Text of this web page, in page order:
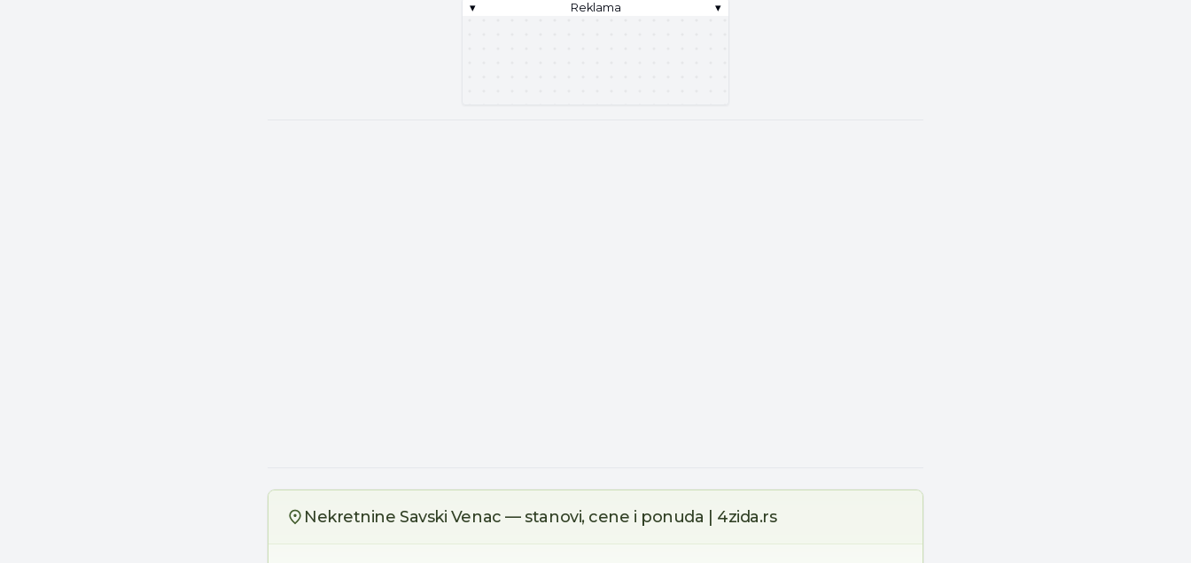
▾ Reklama ▾
Nekretnine Savski Venac — stanovi, cene i ponuda | 4zida.rs